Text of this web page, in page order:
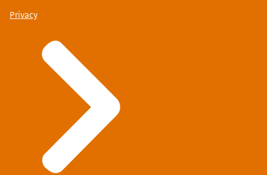
Privacy